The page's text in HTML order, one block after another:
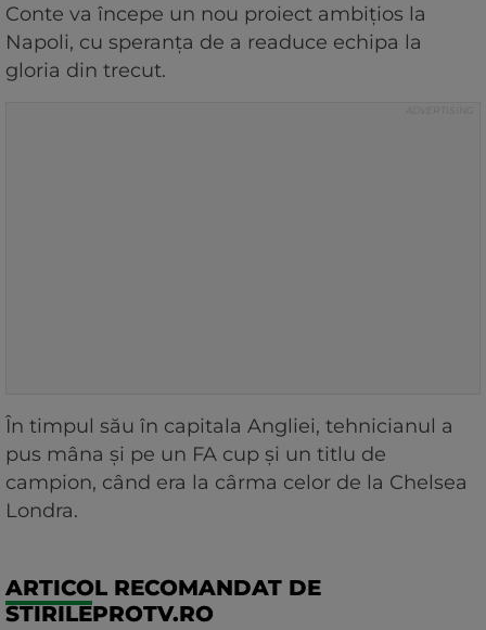
Conte va începe un nou proiect ambițios la
Napoli, cu speranța de a readuce echipa la
gloria din trecut.
În timpul său în capitala Angliei, tehnicianul a
pus mâna și pe un FA cup și un titlu de
campion, când era la cârma celor de la Chelsea
Londra.
ARTICOL RECOMANDAT DE
STIRILEPROTV.RO